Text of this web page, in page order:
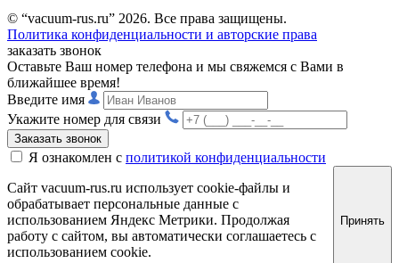
© “vacuum-rus.ru” 2026. Все права защищены.
Политика конфиденциальности и авторские права
заказать звонок
Оставьте Ваш номер телефона и мы свяжемся с Вами в
ближайшее время!
Введите имя
Укажите номер для связи
Заказать звонок
Я ознакомлен с политикой конфиденциальности
Сайт vacuum-rus.ru использует cookie-файлы и
обрабатывает персональные данные с
использованием Яндекс Метрики. Продолжая
работу с сайтом, вы автоматически соглашаетесь с
использованием cookie.
Принять